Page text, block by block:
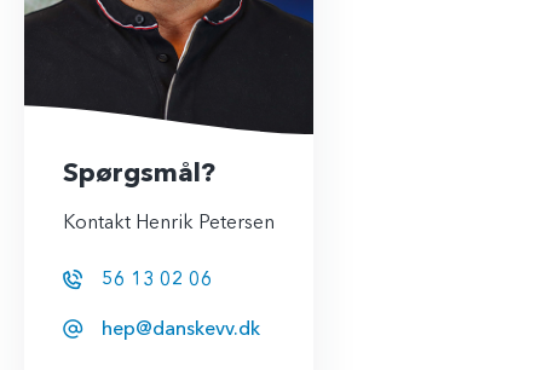
Spørgsmål?
Kontakt Henrik Petersen
56 13 02 06
hep@danskevv.dk